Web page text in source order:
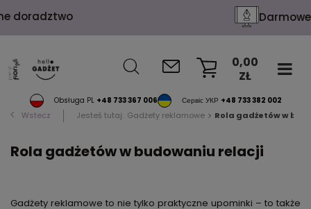
Obsługa PL +48 733 367 006 Сервіс УКР +48 733 382 002
0,00
ZŁ
Wstecz Jesteś tutaj: Gadżety reklamowe Rola gadżetów w
Rola gadżetów w budowaniu relacji
Gadżety reklamowe to nie tylko praktyczne upominki – to także